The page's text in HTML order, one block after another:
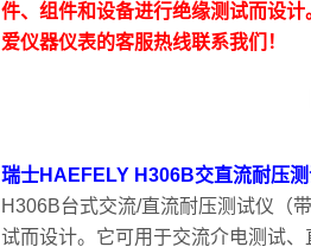
件、组件和设备进行绝缘测试而设计
爱仪器仪表的客服热线联系我们！
瑞士HAEFELY H306B交直流耐压
H306B台式交流/直流耐压测试仪（
试而设计。它可用于交流介电测试